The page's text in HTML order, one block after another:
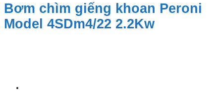
Bơm chìm giếng khoan Peroni
Model 4SDm4/22 2.2Kw